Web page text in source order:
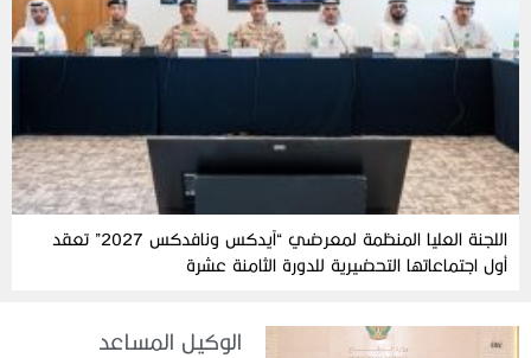
اللجنة العليا المنظمة لمعرضي “آيدكس ونافدكس 2027” تعقد
أول اجتماعاتها التحضيرية للدورة الثامنة عشرة
الوكيل المساعد